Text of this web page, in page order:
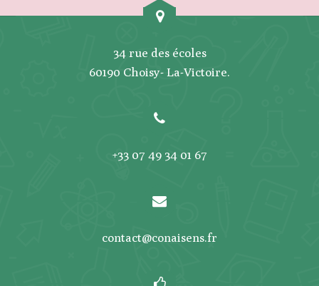
34 rue des écoles
60190 Choisy- La-Victoire.
+33 07 49 34 01 67
contact@conaisens.fr